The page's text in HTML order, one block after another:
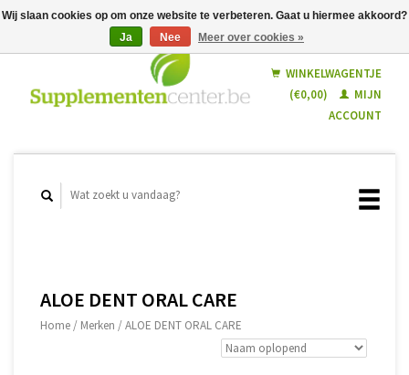
Nederlands
WINKELWAGENTJE
(€0,00)
MIJN
ACCOUNT
ALOE DENT ORAL CARE
Home / Merken /ALOE DENT ORAL CARE
Wij slaan cookies op om onze website te verbeteren. Gaat u hiermee akkoord?
Ja
Nee Meer over cookies »